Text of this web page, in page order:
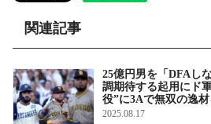
関連記事
25億円男を「DFAし
調期待する起用にド
役”に3Aで無双の逸
2025.08.17